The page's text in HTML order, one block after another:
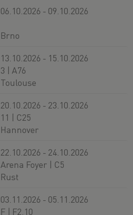
06.10.2026 - 09.10.2026
Brno
13.10.2026 - 15.10.2026
3 | A76
Toulouse
20.10.2026 - 23.10.2026
11 | C25
Hannover
22.10.2026 - 24.10.2026
Arena Foyer | C5
Rust
03.11.2026 - 05.11.2026
F | F2.10